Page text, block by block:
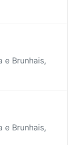
e Brunhais,
e Brunhais,